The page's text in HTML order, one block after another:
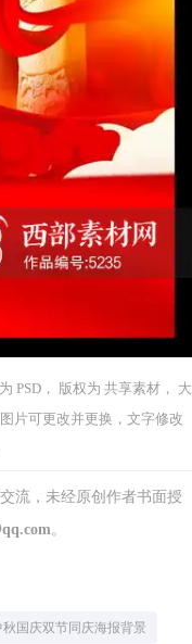
PSD， 版权为 共享素材， 大
片可更改并更换，文字修改
流，未经原创作者书面授
。
秋国庆双节同庆海报背景